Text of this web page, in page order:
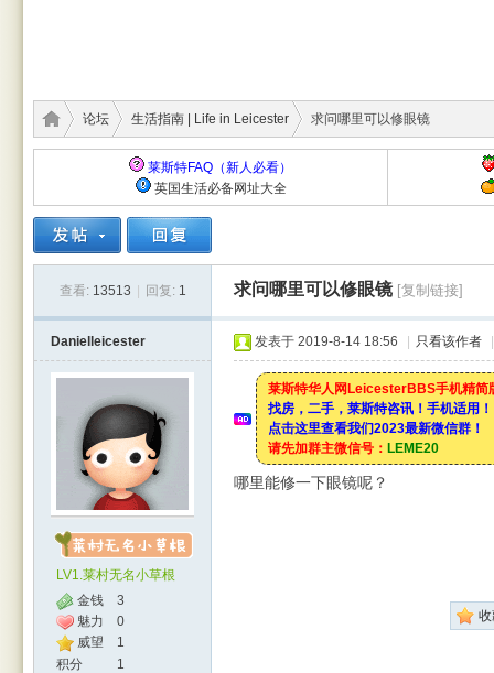
人网
论坛 生活指南 | Life in Leicester 求问哪里可以修眼镜
莱斯特FAQ（新人必看）
英国生活必备网址大全
查看: 13513 回复: 1 求问哪里可以修眼镜 [复制链接]
Danielleicester
LV1.莱村无名小草根
金钱
3
魅力
0
威望
1
积分
1
发表于 2019-8-14 18:56 只看该作者
莱斯特华人网LeicesterBBS手机精简
找房，二手，莱斯特咨讯！手机适用！
点击这里查看我们2023最新微信群！
请先加群主微信号： LEME20
哪里能修一下眼镜呢？